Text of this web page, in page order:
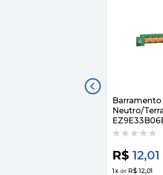
Barramento
Neutro/
Schneider
R$ 12,01
1x de R$ 12,01